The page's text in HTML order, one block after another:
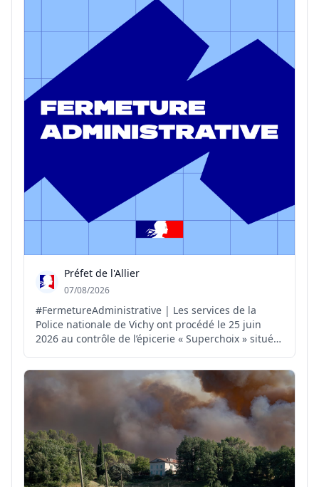
Préfet de l'Allier
07/08/2026
#FermetureAdministrative | Les services de la
Police nationale de Vichy ont procédé le 25 juin
2026 au contrôle de l’épicerie « Superchoix » située
les policiers ont constaté: ▪️ des cigarettes de type «
puffs » interdites à la vente ; ▪️ du ta...